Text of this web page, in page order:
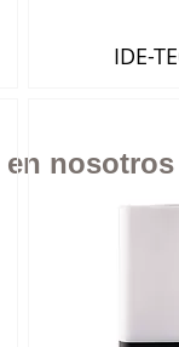
en nosotros
Vista
IDE-